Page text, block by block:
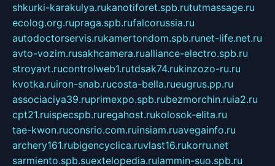
shkurki-karakulya.rukanotiforet.spb.rututmassage.ru
ecolog.org.rupraga.spb.rufalcorussia.ru
autodoctorservis.rukamertondom.spb.runet-life.net.ru
avto-vozim.rusakhcamera.rualliance-electro.spb.ru
stroyavt.rucontrolweb1.rutdsak74.rukinzozo-ru.ru
kvotka.ruiron-snab.rucosta-bella.rueugrus.pp.ru
associaciya39.ruprimexpo.spb.rubezmorchin.ruia2.ru
cpt21.ruispecspb.ruregahost.rukolosok-elita.ru
tae-kwon.ruconsrio.com.ruinsiam.ruavegainfo.ru
archery161.rubigencyclica.ruvlast16.rukorru.net
sarmiento.spb.suextelopedia.rulammin-suo.spb.ru